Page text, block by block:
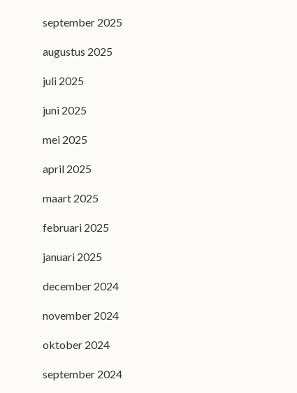
september 2025
augustus 2025
juli 2025
juni 2025
mei 2025
april 2025
maart 2025
februari 2025
januari 2025
december 2024
november 2024
oktober 2024
september 2024